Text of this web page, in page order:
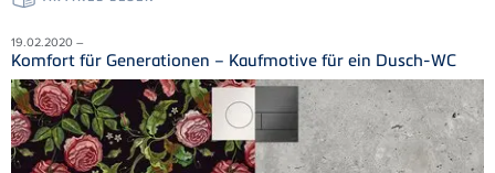
19.02.2020 –
Komfort für Generationen – Kaufmotive für ein Dusch-WC